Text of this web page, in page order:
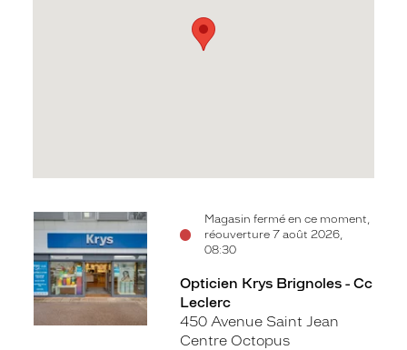
Magasin fermé en ce moment,
réouverture 7 août 2026,
08:30
Voir
fiche
Opticien Krys Brignoles - Cc
Leclerc
450 Avenue Saint Jean
Centre Octopus